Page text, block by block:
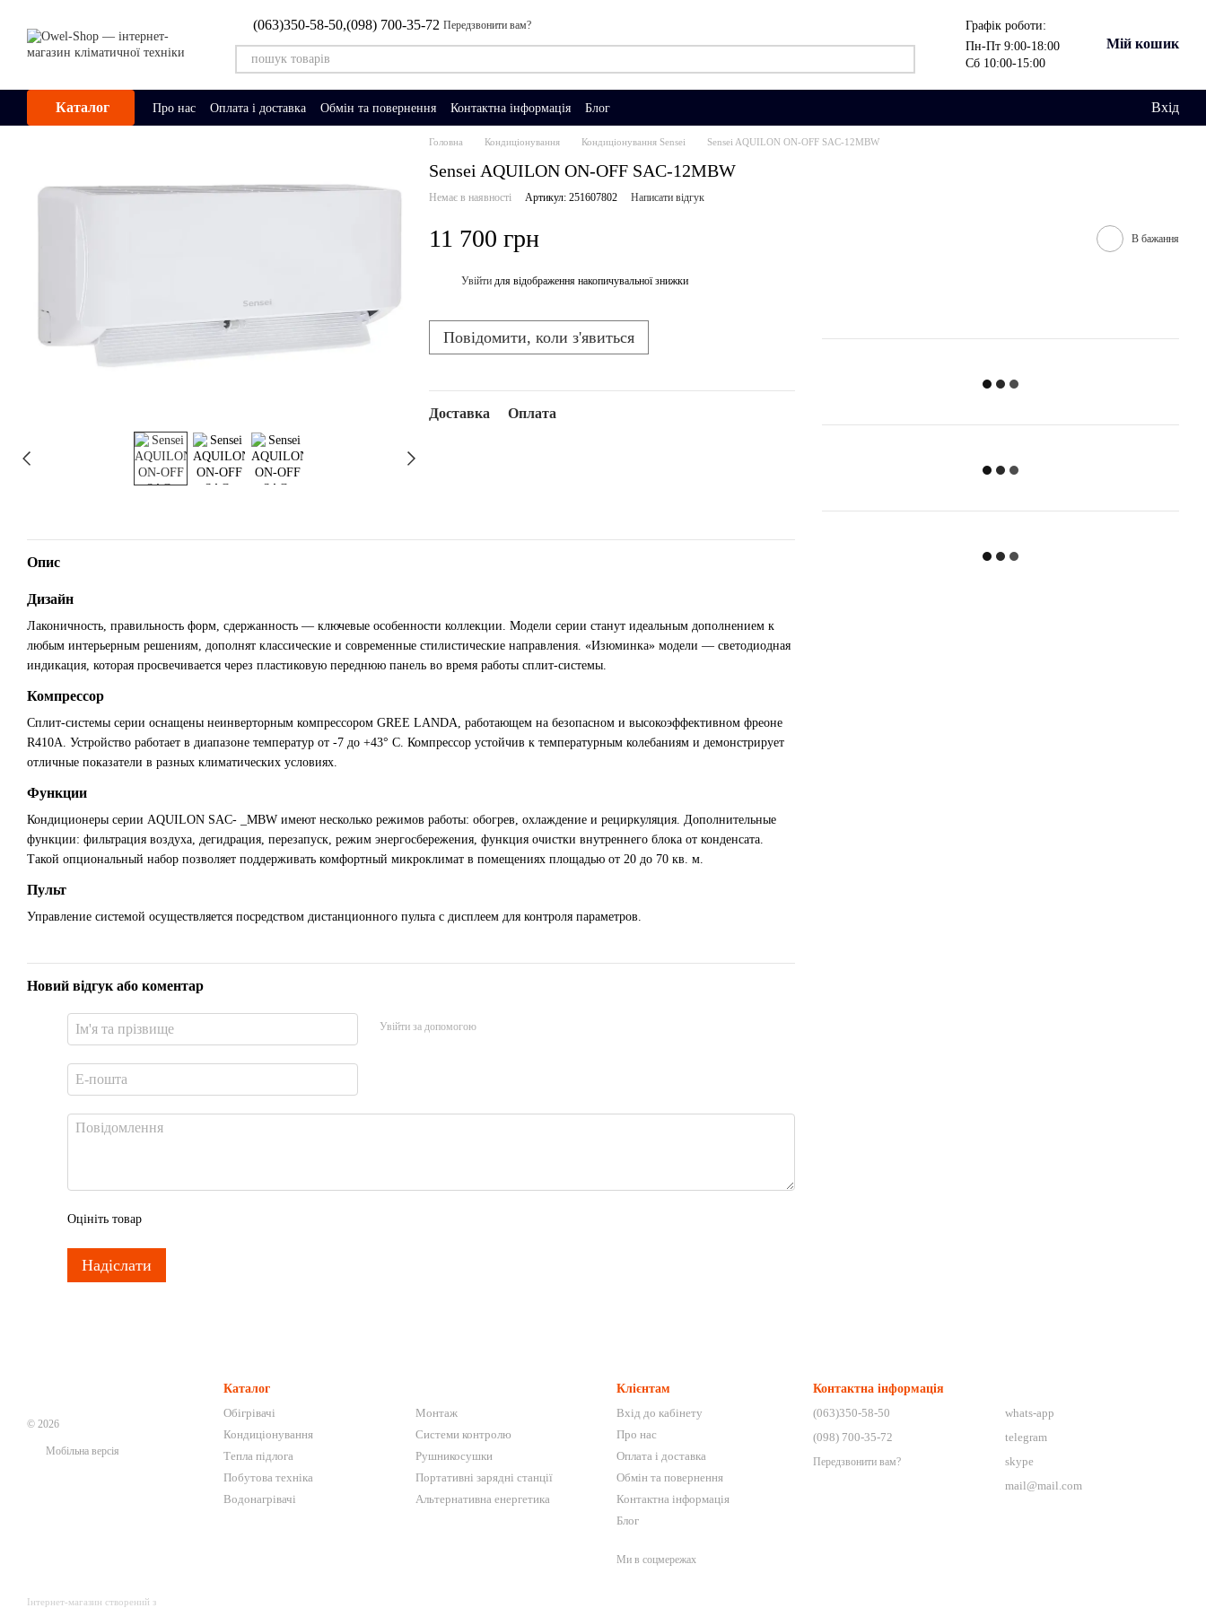
(063)350-58-50,(098) 700-35-72 Передзвонити вам?
Графік роботи:
Пн-Пт 9:00-18:00
Сб 10:00-15:00
Мій кошик
Каталог Про нас Оплата і доставка Обмін та повернення Контактна інформація Блог Вхід
Головна Кондиціонування Кондиціонування Sensei Sensei AQUILON ON-OFF SAC-12MBW
Sensei AQUILON ON-OFF SAC-12MBW
Немає в наявності Артикул: 251607802 Написати відгук
11 700 грн В бажання
Увійти для відображення накопичувальної знижки
Повідомити, коли з'явиться
Доставка Оплата
Опис
Дизайн
Лаконичность, правильность форм, сдержанность — ключевые особенности коллекции. Модели серии станут идеальным дополнением к
любым интерьерным решениям, дополнят классические и современные стилистические направления. «Изюминка» модели — светодиодная
индикация, которая просвечивается через пластиковую переднюю панель во время работы сплит-системы.
Компрессор
Сплит-системы серии оснащены неинверторным компрессором GREE LANDA, работающем на безопасном и высокоэффективном фреоне
R410A. Устройство работает в диапазоне температур от -7 до +43° С. Компрессор устойчив к температурным колебаниям и демонстрирует
отличные показатели в разных климатических условиях.
Функции
Кондиционеры серии AQUILON SAC- _MBW имеют несколько режимов работы: обогрев, охлаждение и рециркуляция. Дополнительные
функции: фильтрация воздуха, дегидрация, перезапуск, режим энергосбережения, функция очистки внутреннего блока от конденсата.
Такой опциональный набор позволяет поддерживать комфортный микроклимат в помещениях площадью от 20 до 70 кв. м.
Пульт
Управление системой осуществляется посредством дистанционного пульта с дисплеем для контроля параметров.
Новий відгук або коментар
Увійти за допомогою
Оцініть товар
Надіслати
© 2026
Мобільна версія
Інтернет-магазин створений з
Каталог
Обігрівачі
Кондиціонування
Тепла підлога
Побутова техніка
Водонагрівачі
Монтаж
Системи контролю
Рушникосушки
Портативні зарядні станції
Альтернативна енергетика
Клієнтам
Вхід до кабінету
Про нас
Оплата і доставка
Обмін та повернення
Контактна інформація
Блог
Ми в соцмережах
Контактна інформація
(063)350-58-50
(098) 700-35-72
Передзвонити вам?
whats-app
telegram
skype
mail@mail.com